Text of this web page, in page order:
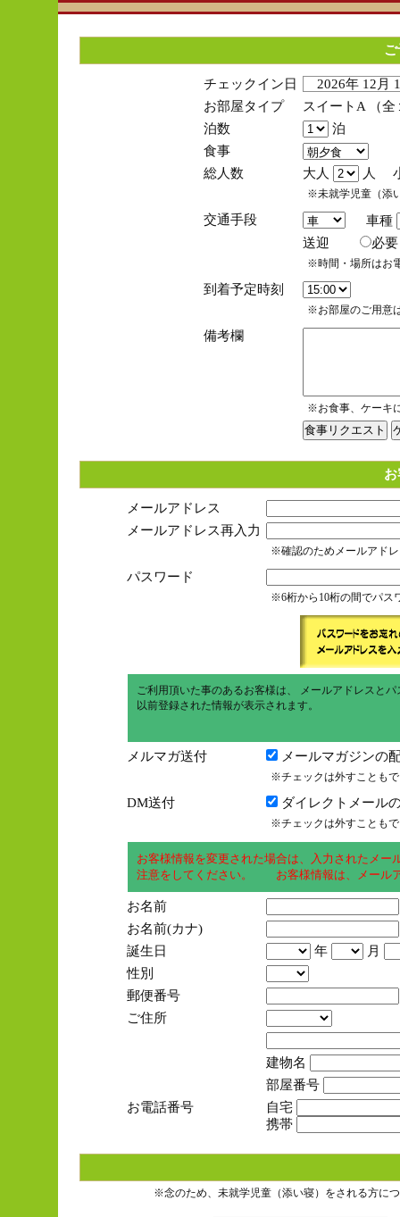
チェックイン日
2026年 12
お部屋タイプ
スイートA （
泊数
泊
食事
総人数
大人 人
※未就学児童（添
交通手段
車種
送迎
※時間・場所はお
到着予定時刻
※お部屋のご用意
備考欄
※お食事、ケーキ
メールアドレス
メールアドレス再入力
※確認のためメールアド
パスワード
※6桁から10桁の間でパス
ご利用頂いた事のあるお客様は、 メールアドレスと
以前登録された情報が表示されます。
メルマガ送付 メールマガジンの
※チェックは外すことも
DM送付 ダイレクトメール
※チェックは外すことも
お客様情報を変更された場合は、入力されたメ
注意をしてください。 お客様情報は、メール
お名前
お名前(カナ)
誕生日
年
月
性別
郵便番号
ご住所
建物名
部屋番号
お電話番号
自宅
携帯
※念のため、未就学児童（添い寝）をされる方に